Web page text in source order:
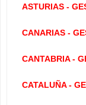
ASTURIAS -
CANARIAS -
CANTABRIA -
CATALUÑA -